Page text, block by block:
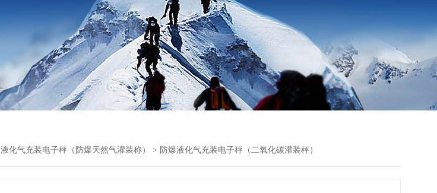
液化气充装电子秤（防爆天然气灌装称） > 防爆液化气充装电子秤（二氧化碳灌装秤）